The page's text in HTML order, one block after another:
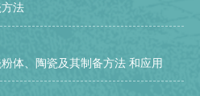
法
体、陶瓷及其制备方法 和应用